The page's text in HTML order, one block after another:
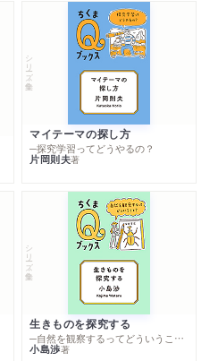
シリーズ・全集
マイテーマの探し方
─探究学習ってどうやるの？
片岡則夫著
シリーズ・全集
生きものを探究する
─自然を観察するってどういうこと？
小島渉著